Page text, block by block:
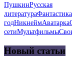
ПушкинРусская
литератураФантастика
годНикнеймАватарка
сетиМультфильмы
Новый статьи